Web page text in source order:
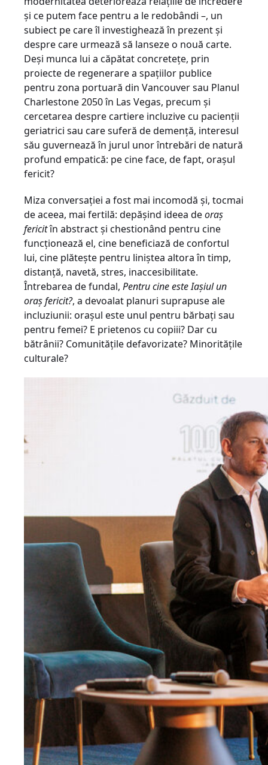
și ce putem face pentru a le redobândi –, un
subiect pe care îl investighează în prezent și
despre care urmează să lanseze o nouă carte.
Deși munca lui a căpătat concretețe, prin
proiecte de regenerare a spațiilor publice
pentru zona portuară din Vancouver sau Planul
Charlestone 2050 în Las Vegas, precum și
cercetarea despre cartiere incluzive cu pacienții
geriatrici sau care suferă de demență, interesul
său guvernează în jurul unor întrebări de natură
profund empatică: pe cine face, de fapt, orașul
fericit?
Miza conversației a fost mai incomodă și, tocmai
de aceea, mai fertilă: depășind ideea deoraș
fericitîn abstract și chestionând pentru cine
funcționează el, cine beneficiază de confortul
lui, cine plătește pentru liniștea altora în timp,
distanță, navetă, stres, inaccesibilitate.
Întrebarea de fundal, Pentru cine este Iașiul un
oraș fericit?, a devoalat planuri suprapuse ale
incluziunii: orașul este unul pentru bărbați sau
pentru femei? E prietenos cu copiii? Dar cu
bătrânii? Comunitățile defavorizate? Minoritățile
culturale?